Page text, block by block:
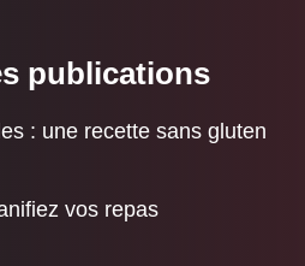
publications
: une recette sans gluten
vos repas